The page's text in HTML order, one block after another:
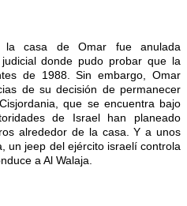
casa de Omar fue anulada
donde pudo probar que la
de 1988. Sin embargo, Omar
de su decisión de permanecer
que se encuentra bajo
de Israel han planeado
alrededor de la casa. Y a unos
un jeep del ejército israelí controla
a Al Walaja.